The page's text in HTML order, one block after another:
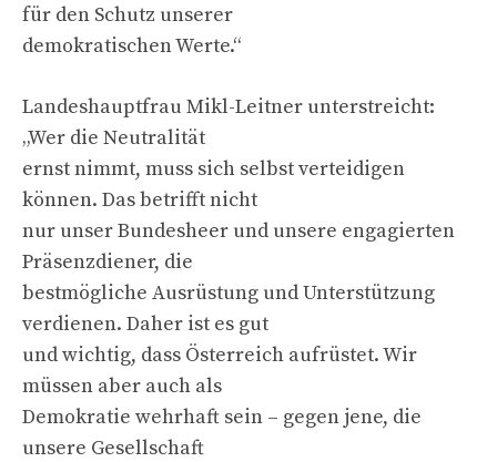
für den Schutz unserer
demokratischen Werte.“
Landeshauptfrau Mikl-Leitner unterstreicht:
„Wer die Neutralität
ernst nimmt, muss sich selbst verteidigen
können. Das betrifft nicht
nur unser Bundesheer und unsere engagierten
Präsenzdiener, die
bestmögliche Ausrüstung und Unterstützung
verdienen. Daher ist es gut
und wichtig, dass Österreich aufrüstet. Wir
müssen aber auch als
Demokratie wehrhaft sein – gegen jene, die
unsere Gesellschaft